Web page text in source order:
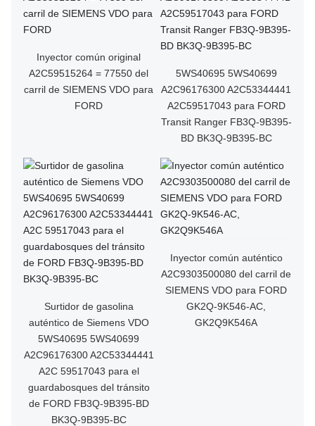
Inyector común original
A2C59515264 = 77550 del
carril de SIEMENS VDO para
FORD
5WS40695 5WS40699
A2C96176300 A2C53344441
A2C59517043 para FORD
Transit Ranger FB3Q-9B395-
BD BK3Q-9B395-BC
Surtidor de gasolina
auténtico de Siemens VDO
5WS40695 5WS40699
A2C96176300 A2C53344441
A2C 59517043 para el
guardabosques del tránsito
de FORD FB3Q-9B395-BD
BK3Q-9B395-BC
Inyector común auténtico
A2C9303500080 del carril de
SIEMENS VDO para FORD
GK2Q-9K546-AC,
GK2Q9K546A